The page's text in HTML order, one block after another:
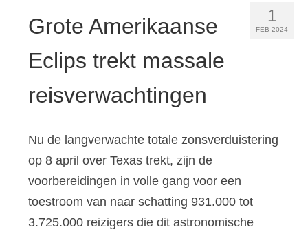
1
FEB 2024
Grote Amerikaanse
Eclips trekt massale
reisverwachtingen
Nu de langverwachte totale zonsverduistering
op 8 april over Texas trekt, zijn de
voorbereidingen in volle gang voor een
toestroom van naar schatting 931.000 tot
3.725.000 reizigers die dit astronomische